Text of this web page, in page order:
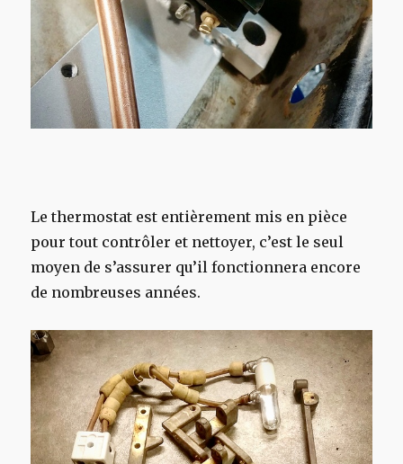
Le thermostat est entièrement mis en pièce
pour tout contrôler et nettoyer, c’est le seul
moyen de s’assurer qu’il fonctionnera encore
de nombreuses années.